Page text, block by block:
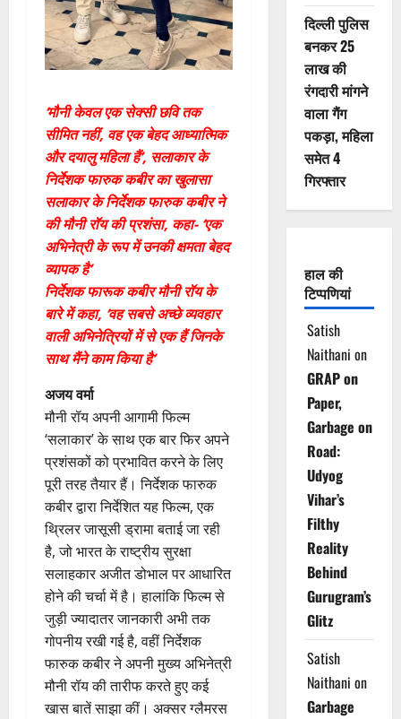
‘मौनी केवल एक सेक्सी छवि तक
सीमित नहीं, वह एक बेहद आध्यात्मिक
और दयालु महिला हैं’, सलाकार के
निर्देशक फारुक कबीर का खुलासा
सलाकार के निर्देशक फारुक कबीर ने
की मौनी रॉय की प्रशंसा, कहा- ‘एक
अभिनेत्री के रूप में उनकी क्षमता बेहद
व्यापक है’
निर्देशक फारूक कबीर मौनी रॉय के
बारे में कहा, ‘वह सबसे अच्छे व्यवहार
वाली अभिनेत्रियों में से एक हैं जिनके
साथ मैंने काम किया है’
अजय वर्मा
मौनी रॉय अपनी आगामी फिल्म
‘सलाकार’ के साथ एक बार फिर अपने
प्रशंसकों को प्रभावित करने के लिए
पूरी तरह तैयार हैं। निर्देशक फारुक
कबीर द्वारा निर्देशित यह फिल्म, एक
थ्रिलर जासूसी ड्रामा बताई जा रही
है, जो भारत के राष्ट्रीय सुरक्षा
सलाहकार अजीत डोभाल पर आधारित
होने की चर्चा में है। हालांकि फिल्म से
जुड़ी ज्यादातर जानकारी अभी तक
गोपनीय रखी गई है, वहीं निर्देशक
फारुक कबीर ने अपनी मुख्य अभिनेत्री
मौनी रॉय की तारीफ करते हुए कई
खास बातें साझा कीं। अक्सर ग्लैमरस
दिल्ली पुलिस
बनकर 25
लाख की
रंगदारी मांगने
वाला गैंग
पकड़ा, महिला
समेत 4
गिरफ्तार
हाल की
टिप्पणियां
Satish
Naithani on
GRAP on
Paper,
Garbage on
Road:
Udyog
Vihar’s
Filthy
Reality
Behind
Gurugram’s
Glitz
Satish
Naithani on
Garbage